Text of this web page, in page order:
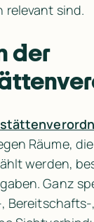
relevant sind.
der
Räume,
werden,
Ganz